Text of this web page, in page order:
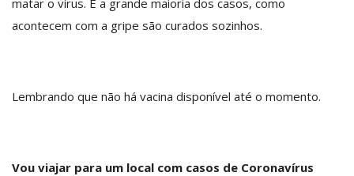
acontecem com a gripe são curados sozinhos.
Lembrando que não há vacina disponível até o momento.
Vou viajar para um local com casos de Coronavírus